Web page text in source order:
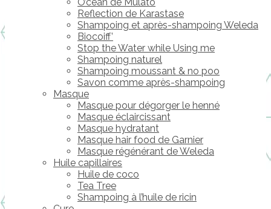
Reflection de Karastase
Shampoing et après-shampoing Weleda
Biocoiff’
Stop the Water while Using me
Shampoing naturel
Shampoing moussant & no poo
Savon comme après-shampoing
Masque
Masque pour dégorger le henné
Masque éclaircissant
Masque hydratant
Masque hair food de Garnier
Masque régénérant de Weleda
Huile capillaires
Huile de coco
Tea Tree
Shampoing à l’huile de ricin